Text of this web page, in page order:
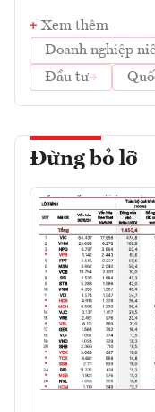
Xem thêm
Doanh nghiệp
Đầu tư
Đừng bỏ lỡ